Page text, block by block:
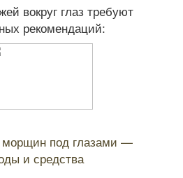
вокруг глаз требуют
рекомендаций:
морщин под глазами —
и средства